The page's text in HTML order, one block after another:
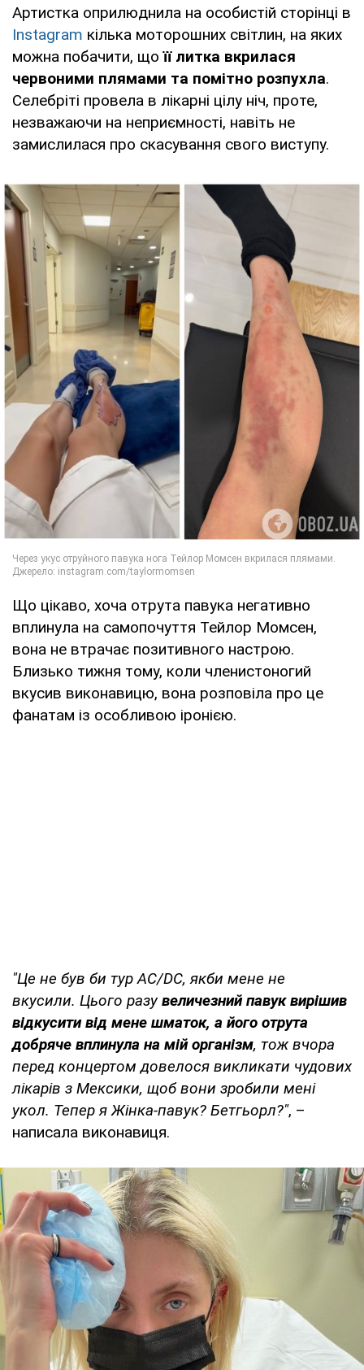
Артистка оприлюднила на особистій сторінці в
Instagram кілька моторошних світлин, на яких
можна побачити, щоїї литка вкрилася
червоними плямами та помітно розпухла.
Селебріті провела в лікарні цілу ніч, проте,
незважаючи на неприємності, навіть не
замислилася про скасування свого виступу.
Що цікаво, хоча отрута павука негативно
вплинула на самопочуття Тейлор Момсен,
вона не втрачає позитивного настрою.
Близько тижня тому, коли членистоногий
вкусив виконавицю, вона розповіла про це
фанатам із особливою іронією.
"Це не був би тур AC/DC, якби мене не
вкусили. Цього разувеличезний павук вирішив
відкусити від мене шматок, а його отрута
добряче вплинула на мій організм, тож вчора
перед концертом довелося викликати чудових
лікарів з Мексики, щоб вони зробили мені
укол. Тепер я Жінка-павук? Бетгьорл?", –
написала виконавиця.